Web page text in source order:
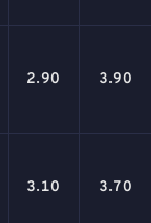
2.90 3.90
3.10 3.70